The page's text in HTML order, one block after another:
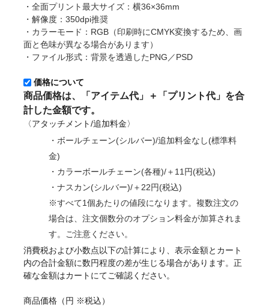
・全面プリント最大サイズ：横36×36mm
・解像度：350dpi推奨
・カラーモード：RGB（印刷時にCMYK変換するため、画
面と色味が異なる場合があります）
・ファイル形式：背景を透過したPNG／PSD
価格について
商品価格は、「アイテム代」＋「プリント代」を合
計した金額です。
〈アタッチメント/追加料金〉
・ボールチェーン(シルバー)/追加料金なし(標準料
金)
・カラーボールチェーン(各種)/＋11円(税込)
・ナスカン(シルバー)/＋22円(税込)
※すべて1個あたりの値段になります。複数注文の
場合は、注文個数分のオプション料金が加算されま
す。ご注意ください。
消費税および小数点以下の計算により、表示金額とカート
内の合計金額に数円程度の差が生じる場合があります。正
確な金額はカートにてご確認ください。
商品価格 （円 ※税込）